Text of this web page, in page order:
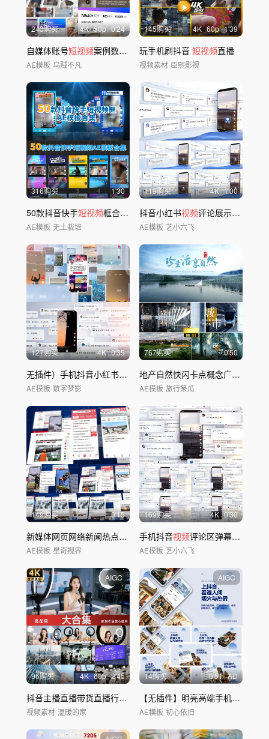
243购买 4K 50p 0'24
自媒体账号短视频案例数据展示宣传
AE模板 乌贼不凡
145购买 4K 60p 1'39
玩手机刷抖音 短视频直播
视频素材 臣熙影视
316购买 1'30
50款抖音快手短视频框合集AE模板
AE模板 无土栽培
119购买 4K 1'00
抖音小红书视频评论展示弹幕互动展示
AE模板 艺小六飞
127购买 4K 0'35
无插件）手机抖音小红书新媒体社交评论
AE模板 数字梦影
767购买 0'50
地产自然快闪卡点概念广告抽象小
AE模板 旅行呆瓜
149购买 0'15
新媒体网页网络新闻热点报道微博 短视频报道
AE模板 星奇视界
169购买 4K 0'30
手机抖音视频评论区弹幕互动展示
AE模板 艺小六飞
AIGC
96购买 4K 60p 2'45
抖音主播直播带货直播行业电商销售
视频素材 温暖的家
AIGC
14购买 0'51 AD
【无插件】明亮高端手机APP宣传模板
AE模板 初心依旧